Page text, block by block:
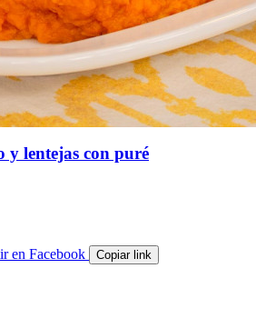
y lentejas con puré
en Facebook Copiar link